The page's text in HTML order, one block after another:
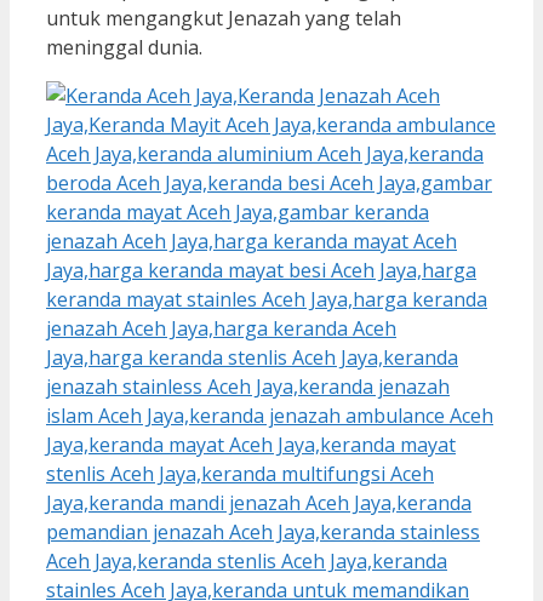
untuk mengangkut Jenazah yang telah
meninggal dunia.